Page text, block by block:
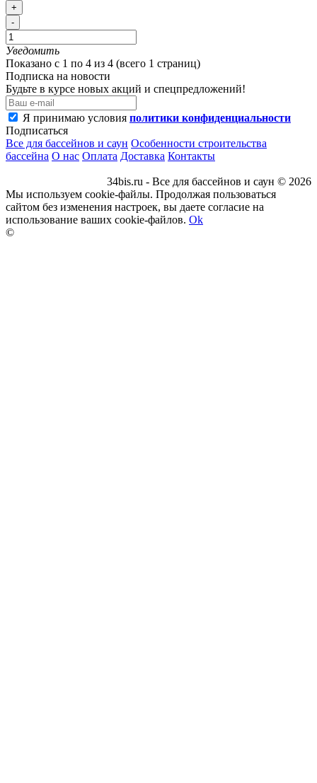
+
-
Уведомить
Показано с 1 по 4 из 4 (всего 1 страниц)
Подписка на новости
Будьте в курсе новых акций и спецпредложений!
Я принимаю условия политики конфиденциальности
Подписаться
Все для бассейнов и саун Особенности строительства
бассейна О нас Оплата Доставка Контакты
34bis.ru - Все для бассейнов и саун © 2026
Мы используем cookie-файлы. Продолжая пользоваться
сайтом без изменения настроек, вы даете согласие на
использование ваших cookie-файлов. Ok
©